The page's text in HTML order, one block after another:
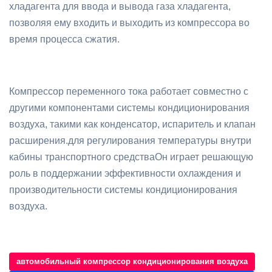
хладагента для ввода и вывода газа хладагента,
позволяя ему входить и выходить из компрессора во
время процесса сжатия.
Компрессор переменного тока работает совместно с
другими компонентами системы кондиционирования
воздуха, такими как конденсатор, испаритель и клапан
расширения.для регулирования температуры внутри
кабины транспортного средстваОн играет решающую
роль в поддержании эффективности охлаждения и
производительности системы кондиционирования
воздуха.
автомобильный компрессор кондиционирования воздуха